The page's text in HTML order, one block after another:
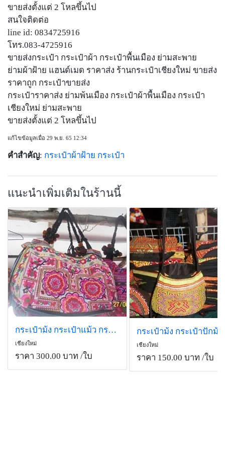
ขายส่งตั้งแต่ 2 โหลขึ้นไป
สนใจติดต่อ
line id: 0834725916
โทร.083-4725916
ขายส่งกระเป๋า กระเป๋าผ้า กระเป๋าพื้นเมือง ย่ามสะพาย
ย่ามผ้าฝ้าย แฮนด์เมด ราคาส่ง ร้านกระเป๋าเชียงใหม่ ขายส่ง
ราคาถูก กระเป๋าขายส่ง
กระเป๋าราคาส่ง ย่ามพ้นเมือง กระเป๋าผ้าพื้นเมือง กระเป๋า
เชียงใหม่ ย่ามสะพาย
ขายส่งตั้งแต่ 2 โหลขึ้นไป
แก้ไขข้อมูลเมื่อ 29 พ.ย. 65 12:34
คำสำคัญ: กระเป๋าผ้าฝ้าย กระเป๋า
แนะนำเพิ่มเติมในร้านนี้
กระเป๋าม้ง กระเป๋าแม้ว กระเป๋าสะพาย กระเป๋าผ้าปักม้ง ขายส่ง
เชียงใหม่
ราคา 300.00 บาท /ใบ
เชียงใหม่
ราคา 150.00 บาท /ใบ